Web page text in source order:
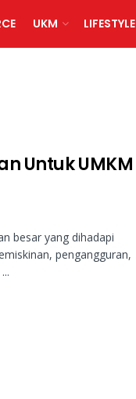
UKM LIFESTYLE
Untuk UMKM
besar yang dihadapi
pengangguran,